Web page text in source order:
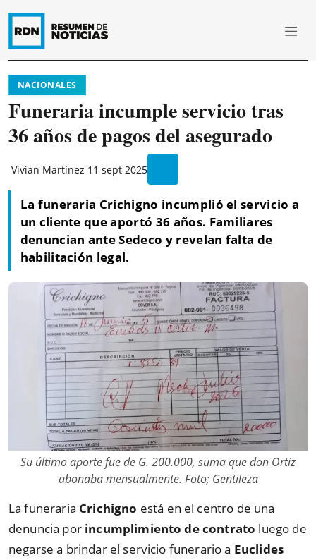
NACIONALES
Funeraria incumple servicio tras
36 años de pagos del asegurado
Vivian Martínez 11 sept 2025
La funeraria Crichigno incumplió el servicio a
un cliente que aportó 36 años. Familiares
denuncian ante Sedeco y revelan falta de
habilitación legal.
Su último aporte fue de G. 200.000, suma que don Ortiz
abonaba mensualmente. Foto; Gentileza
La funeraria Crichigno está en el centro de una
denuncia por incumplimiento de contrato luego de
negarse a brindar el servicio funerario a Euclides